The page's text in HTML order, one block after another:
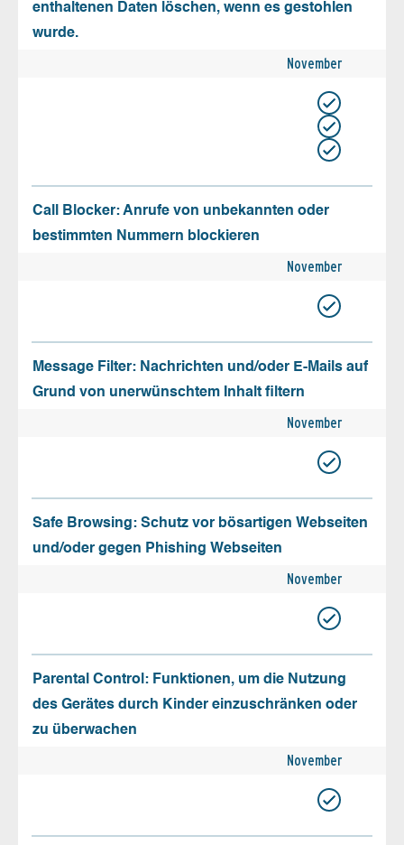
enthaltenen Daten löschen, wenn es gestohlen
wurde.
November
Call Blocker: Anrufe von unbekannten oder
bestimmten Nummern blockieren
November
Message Filter: Nachrichten und/oder E-Mails auf
Grund von unerwünschtem Inhalt filtern
November
Safe Browsing: Schutz vor bösartigen Webseiten
und/oder gegen Phishing Webseiten
November
Parental Control: Funktionen, um die Nutzung
des Gerätes durch Kinder einzuschränken oder
zu überwachen
November